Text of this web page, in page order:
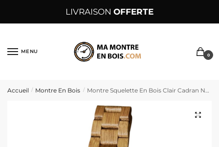
LIVRAISON OFFERTE
MENU
0
Accueil / Montre En Bois / Montre Squelette En Bois Clair Cadran Noir Et Doré – ScheletroNero